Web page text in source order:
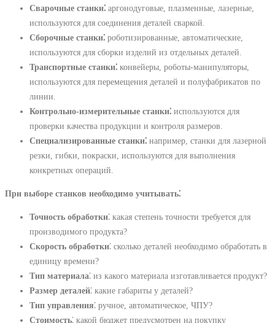
Сварочные станки⁚ аргонодуговые, плазменные, лазерные,
используются для соединения деталей сваркой.
Сборочные станки⁚ роботизированные, автоматические,
используются для сборки изделий из отдельных деталей.
Транспортные станки⁚ конвейеры, роботы-манипуляторы,
используются для перемещения деталей и полуфабрикатов по
линии.
Контрольно-измерительные станки⁚ используются для
проверки качества продукции и контроля размеров.
Специализированные станки⁚ например, станки для лазерной
резки, гибки, покраски, используются для выполнения
конкретных операций.
При выборе станков необходимо учитывать⁚
Точность обработки⁚ какая степень точности требуется для
производимого продукта?
Скорость обработки⁚ сколько деталей необходимо обработать в
единицу времени?
Тип материала⁚ из какого материала изготавливается продукт?
Размер деталей⁚ какие габариты у деталей?
Тип управления⁚ ручное, автоматическое, ЧПУ?
Стоимость⁚ какой бюджет предусмотрен на покупку